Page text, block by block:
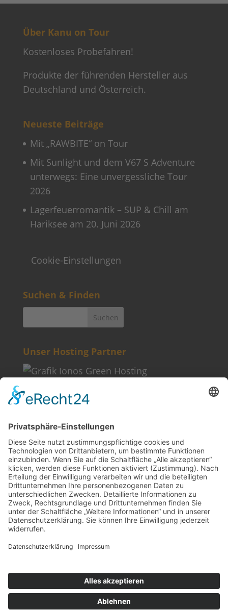
Über Kanu on Tour
Kostenloses Probefahren!
Produkte der führenden Hersteller aus
Deutschland und Österreich.
Neueste Beiträge
Mit „RAWBITE“ on Tour
Mit Sunlight und dem V67 S Adventure
unterwegs: Eine unvergessliche Tour
2026
Lagerfeuerromantik – SUP & Chill am
Hariksee am 20. Juni 2026
Cookie-Einstellungen
Suchen & Finden
Unser Hosting Partner
Weitere Informationen
Kontakt
Newsletter
FAQ
Schlagworte
Datenschutz
Impressum
Copyright © 2022–2026 Paddeln macht